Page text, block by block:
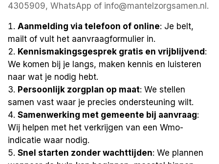
4305909, WhatsApp of info@mantelzorgsamen.nl.
Aanmelding via telefoon of online: Je belt,
mailt of vult het aanvraagformulier in.
Kennismakingsgesprek gratis en vrijblijvend:
We komen bij je langs, maken kennis en luisteren
naar wat je nodig hebt.
Persoonlijk zorgplan op maat: We stellen
samen vast waar je precies ondersteuning wilt.
Samenwerking met gemeente bij aanvraag:
Wij helpen met het verkrijgen van een Wmo-
indicatie waar nodig.
Snel starten zonder wachttijden: We plannen